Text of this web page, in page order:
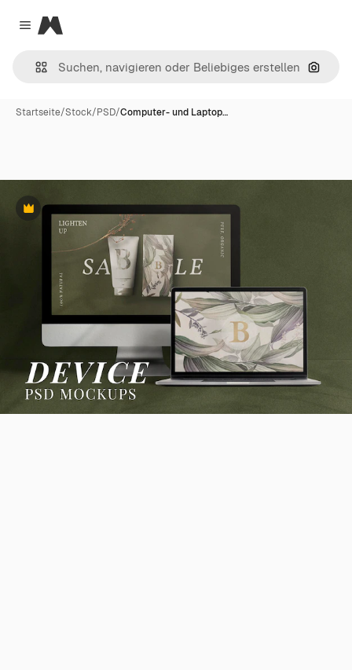
Close menu
Magnific
Nach
Startseite/Stock/PSD/Computer- und Laptop…
Premium